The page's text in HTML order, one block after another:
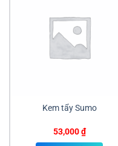
Kem tẩy Sumo
53,000₫